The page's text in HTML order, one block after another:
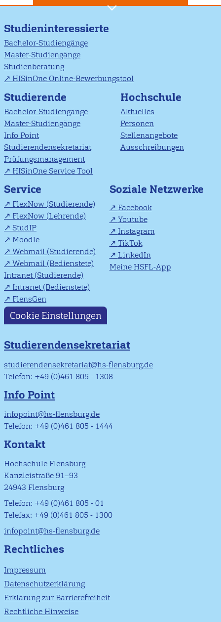
Studieninteressierte
Bachelor-Studiengänge
Master-Studiengänge
Studienberatung
HISinOne Online-Bewerbungstool
Studierende
Bachelor-Studiengänge
Master-Studiengänge
Info Point
Studierendensekretariat
Prüfungsmanagement
HISinOne Service Tool
Hochschule
Aktuelles
Personen
Stellenangebote
Ausschreibungen
Service
FlexNow (Studierende)
FlexNow (Lehrende)
StudIP
Moodle
Webmail (Studierende)
Webmail (Bedienstete)
Intranet (Studierende)
Intranet (Bedienstete)
FlensGen
Soziale Netzwerke
Facebook
Youtube
Instagram
TikTok
LinkedIn
Meine HSFL-App
Cookie Einstellungen
Studierendensekretariat
studierendensekretariat@hs-flensburg.de
Telefon: +49 (0)461 805 - 1308
Info Point
infopoint@hs-flensburg.de
Telefon: +49 (0)461 805 - 1444
Kontakt
Hochschule Flensburg
Kanzleistraße 91–93
24943 Flensburg
Telefon: +49 (0)461 805 - 01
Telefax: +49 (0)461 805 - 1300
infopoint@hs-flensburg.de
Rechtliches
Impressum
Datenschutzerklärung
Erklärung zur Barrierefreiheit
Rechtliche Hinweise